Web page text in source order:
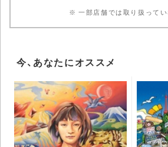
※ 一部店舗では取り扱ってい
今、あなたにオススメ